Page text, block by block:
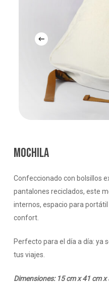
MOCHILA
Confeccionado con bolsillos
pantalones reciclados, este
internos, espacio para
confort.
Perfecto para el día a día: ya
tus viajes.
Dimensiones: 15 cm x 41 cm x